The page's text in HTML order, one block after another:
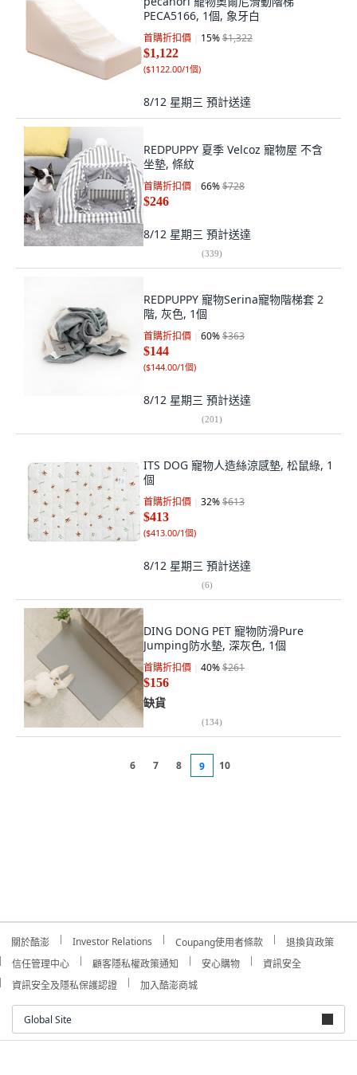
PECA5166, 1個, 象牙白
首購折扣價 15%$1,322
$1,122
($1122.00/1個)
8/12 星期三 預計送達
REDPUPPY 夏季 Velcoz 寵物屋 不含
坐墊, 條紋
首購折扣價 66%$728
$246
8/12 星期三 預計送達
(339)
REDPUPPY 寵物Serina寵物階梯套 2
階, 灰色, 1個
首購折扣價 60%$363
$144
($144.00/1個)
8/12 星期三 預計送達
(201)
ITS DOG 寵物人造絲涼感墊, 松鼠綠, 1
個
首購折扣價 32%$613
$413
($413.00/1個)
8/12 星期三 預計送達
(6)
DING DONG PET 寵物防滑Pure
Jumping防水墊, 深灰色, 1個
首購折扣價 40%$261
$156
缺貨
(134)
6 7 8 9 10
關於酷澎 Investor Relations Coupang使用者條款
退換貨政策
信任管理中心
顧客隱私權政策通知 安心購物
資訊安全
資訊安全及隱私保護認證
加入酷澎商城
Global Site